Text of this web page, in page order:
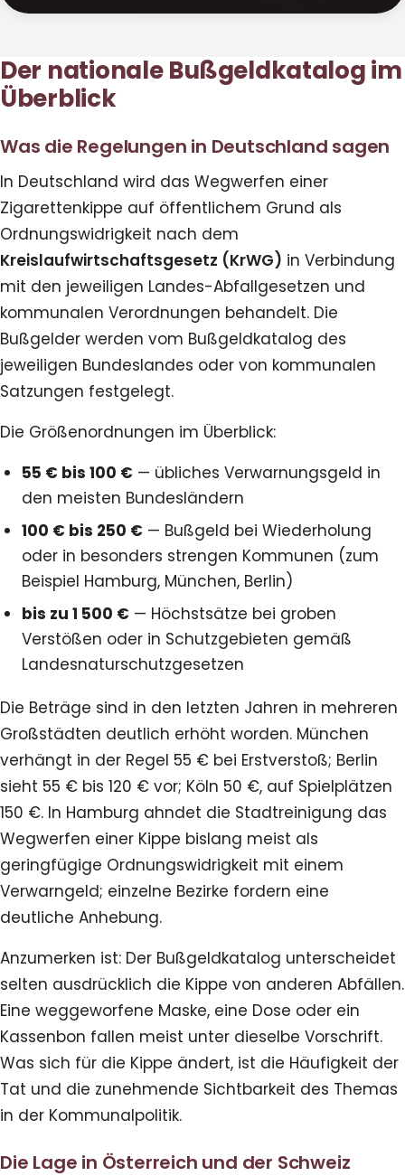
Der nationale Bußgeldkatalog im
Überblick
Was die Regelungen in Deutschland sagen
In Deutschland wird das Wegwerfen einer
Zigarettenkippe auf öffentlichem Grund als
Ordnungswidrigkeit nach dem
Kreislaufwirtschaftsgesetz (KrWG) in Verbindung
mit den jeweiligen Landes-Abfallgesetzen und
kommunalen Verordnungen behandelt. Die
Bußgelder werden vom Bußgeldkatalog des
jeweiligen Bundeslandes oder von kommunalen
Satzungen festgelegt.
Die Größenordnungen im Überblick:
55 € bis 100 € — übliches Verwarnungsgeld in
den meisten Bundesländern
100 € bis 250 € — Bußgeld bei Wiederholung
oder in besonders strengen Kommunen (zum
Beispiel Hamburg, München, Berlin)
bis zu 1 500 € — Höchstsätze bei groben
Verstößen oder in Schutzgebieten gemäß
Landesnaturschutzgesetzen
Die Beträge sind in den letzten Jahren in mehreren
Großstädten deutlich erhöht worden. München
verhängt in der Regel 55 € bei Erstverstoß; Berlin
sieht 55 € bis 120 € vor; Köln 50 €, auf Spielplätzen
150 €. In Hamburg ahndet die Stadtreinigung das
Wegwerfen einer Kippe bislang meist als
geringfügige Ordnungswidrigkeit mit einem
Verwarngeld; einzelne Bezirke fordern eine
deutliche Anhebung.
Anzumerken ist: Der Bußgeldkatalog unterscheidet
selten ausdrücklich die Kippe von anderen Abfällen.
Eine weggeworfene Maske, eine Dose oder ein
Kassenbon fallen meist unter dieselbe Vorschrift.
Was sich für die Kippe ändert, ist die Häufigkeit der
Tat und die zunehmende Sichtbarkeit des Themas
in der Kommunalpolitik.
Die Lage in Österreich und der Schweiz